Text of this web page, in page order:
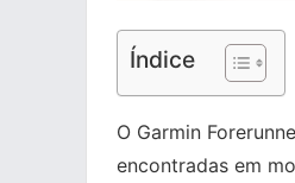
Índice
O Garmin
encontradas em